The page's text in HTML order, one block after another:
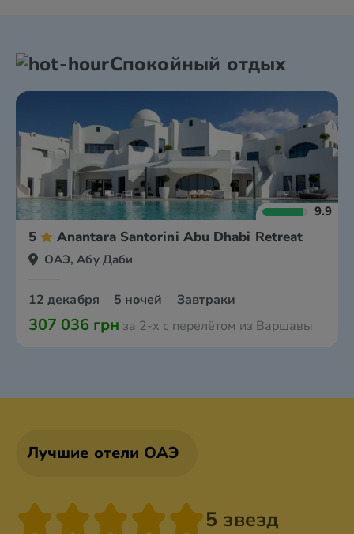
Спокойный отдых
9.9
5 Anantara Santorini Abu Dhabi Retreat
ОАЭ, Абу Даби
12 декабря 5 ночей Завтраки
307 036 грн за 2-х с перелётом из Варшавы
Лучшие отели ОАЭ
5 звезд